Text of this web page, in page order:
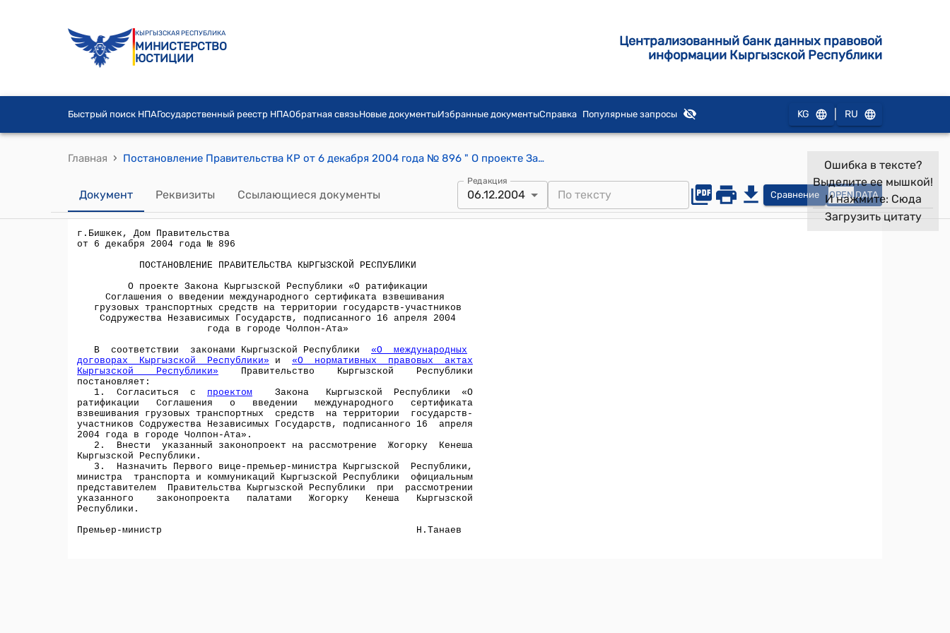
КЫРГЫЗСКАЯ РЕСПУБЛИКА
МИНИСТЕРСТВО
ЮСТИЦИИ
Централизованный банк данных правовой
информации Кыргызской Республики
Быстрый поиск НПАГосударственный реестр НПАОбратная связьНовые документыИзбранные документыСправка Популярные запросы KG RU
Главная › Постановление Правительства КР от 6 декабря 2004 года № 896 " О проекте Закона Кыргызской Республики «О ратификации Соглашения о введении международного сертификата взвешивания грузовых транспортных средств на территории государств-участников Содружества Независимых Государств, подписанного 16 апреля 2004 года в городе Чолпон-Ата»
Документ Реквизиты Ссылающиеся документы
Редакция
06.12.2004 Сравнение OPEN DATA
Ошибка в тексте?
Выделите ее мышкой!
И нажмите: Сюда
Загрузить цитату